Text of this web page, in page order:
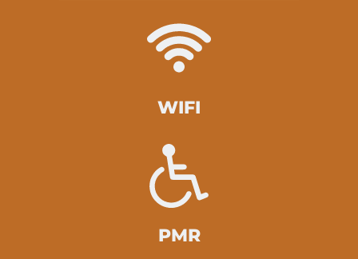
WIFI
PMR